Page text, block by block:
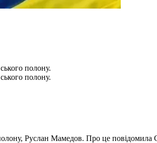
полону.
полону.
Руслан Мамедов. Про це повідомила